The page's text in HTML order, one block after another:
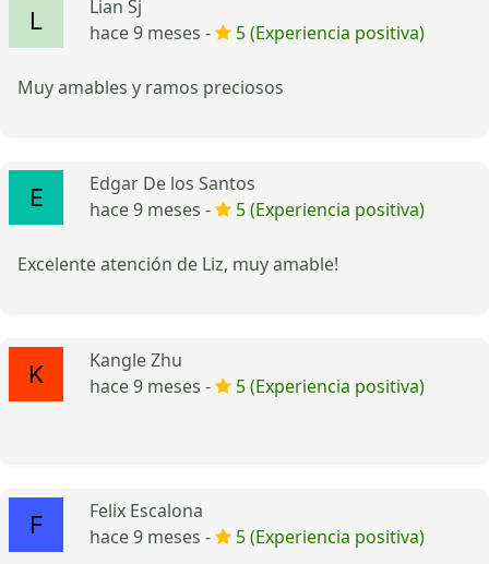
Lian Sj
hace 9 meses -
5 (Experiencia positiva)
Muy amables y ramos preciosos
Edgar De los Santos
hace 9 meses -
5 (Experiencia positiva)
Excelente atención de Liz, muy amable!
Kangle Zhu
hace 9 meses -
5 (Experiencia positiva)
Felix Escalona
hace 9 meses -
5 (Experiencia positiva)